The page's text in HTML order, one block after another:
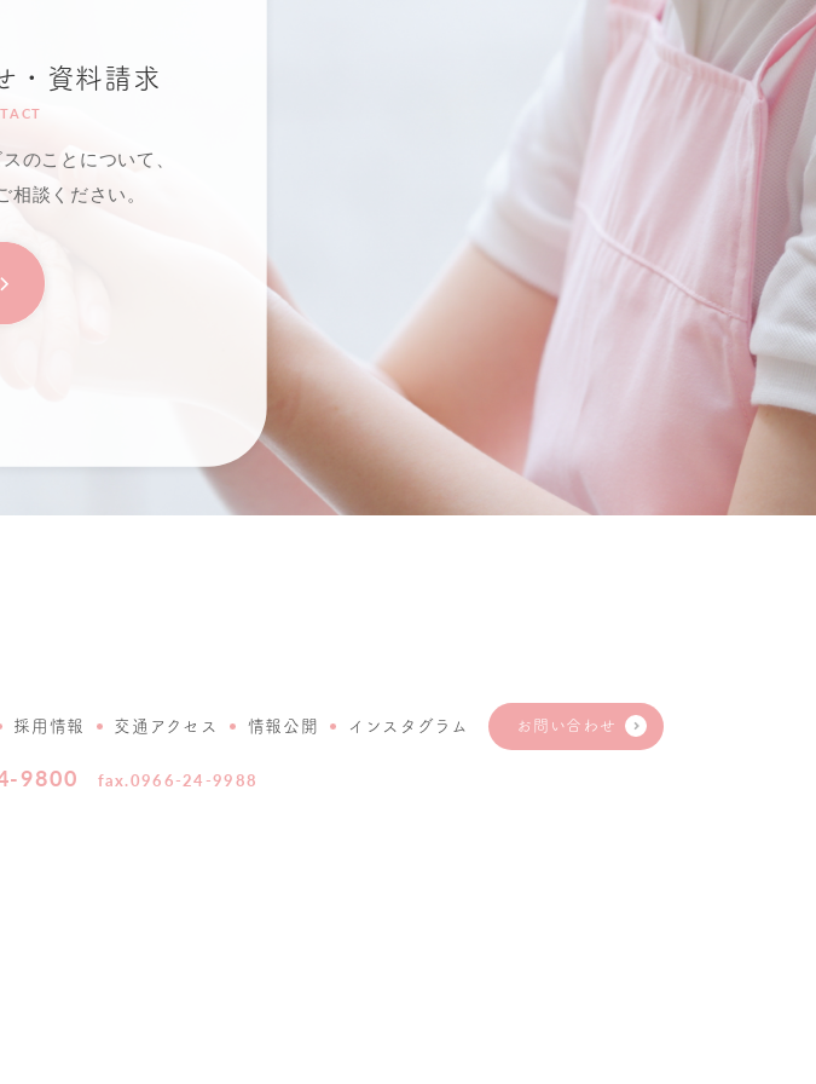
・資料請求
のことについて、
相談ください。
採用情報 交通アクセス 情報公開 インスタグラム お問い合わせ
9800 fax.0966-24-9988